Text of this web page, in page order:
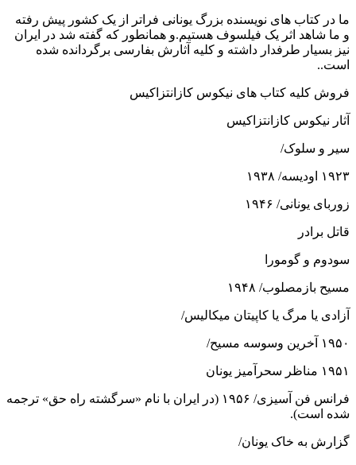
ما در کتاب های نویسنده بزرگ یونانی فراتر از یک کشور پیش رفته
و ما شاهد اثر یک فیلسوف هستیم.و همانطور که گفته شد در ایران
نیز بسیار طرفدار داشته و کلیه آثارش بفارسی برگردانده شده
است..
فروش کلیه کتاب های نیکوس کازانتزاکیس
آثار نیکوس کازانتزاکیس
سیر و سلوک/
۱۹۲۳ اودیسه/ ۱۹۳۸
زوربای یونانی/ ۱۹۴۶
قاتل برادر
سودوم و گومورا
مسیح بازمصلوب/ ۱۹۴۸
آزادی یا مرگ یا کاپیتان میکالیس/
۱۹۵۰ آخرین وسوسه مسیح/
۱۹۵۱ مناظر سحرآمیز یونان
فرانس فن آسیزی/ ۱۹۵۶ (در ایران با نام «سرگشته راه حق» ترجمه
شده است).
گزارش به خاک یونان/